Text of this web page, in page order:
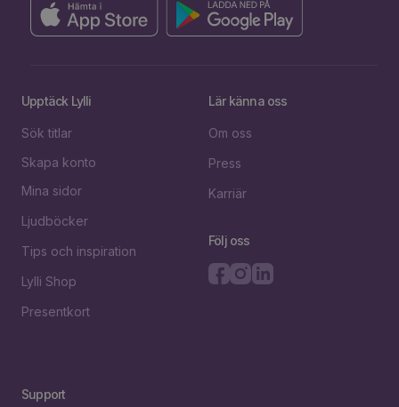
Upptäck Lylli
Sök titlar
Skapa konto
Mina sidor
Ljudböcker
Tips och inspiration
Lylli Shop
Presentkort
Lär känna oss
Om oss
Press
Karriär
Följ oss
Support